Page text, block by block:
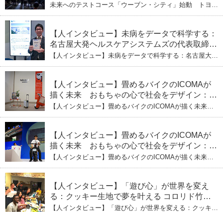
未来へのテストコース「ウーブン・シティ」始動 トヨタ
【人インタビュー】未病をデータで科学する：
名古屋大発ヘルスケアシステムズの代表取締役
社長・瀧本陽介 郵送検査で挑む健康の未来
【人インタビュー】未病をデータで科学する：名古屋大発
【人インタビュー】畳めるバイクのICOMAが
描く未来 おもちゃの心で社会をデザイン：株
式会社ICOMAの代表取締役・生駒崇光
（下）おもちゃで社会を変える、「トイボック
【人インタビュー】畳めるバイクのICOMAが描く未来
イボックス」というデザインメソッド
【人インタビュー】畳めるバイクのICOMAが
描く未来 おもちゃの心で社会をデザイン：株
式会社ICOMAの代表取締役・生駒崇光
（上）「変形」に魅せられたデザイナーの軌
【人インタビュー】畳めるバイクのICOMAが描く未来
ーの軌跡
【人インタビュー】「遊び心」が世界を変え
る：クッキー生地で夢を叶える コロリド竹内
ひとみ（下） 起業は「影響力」のため。愛と
【人インタビュー】「遊び心」が世界を変える：クッキー